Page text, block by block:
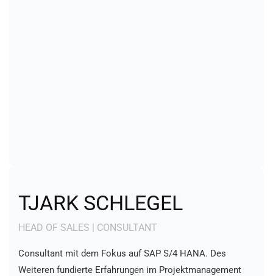
TJARK SCHLEGEL
HEAD OF SALES | CONSULTANT
Consultant mit dem Fokus auf SAP S/4 HANA. Des
Weiteren fundierte Erfahrungen im Projektmanagement